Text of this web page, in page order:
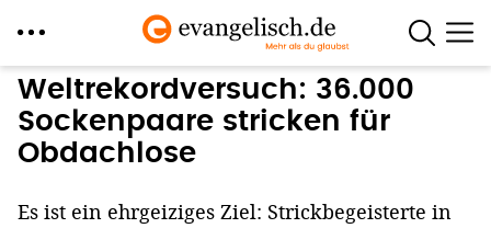
Direkt
zum
Inhalt
Weltrekordversuch: 36.000
Sockenpaare stricken für
Obdachlose
Es ist ein ehrgeiziges Ziel: Strickbegeisterte in